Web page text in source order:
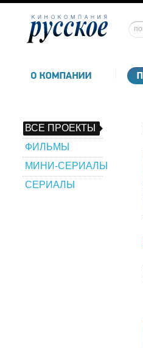
ВСЕ ПРОЕКТЫ
ФИЛЬМЫ
МИНИ-СЕРИАЛЫ
СЕРИАЛЫ